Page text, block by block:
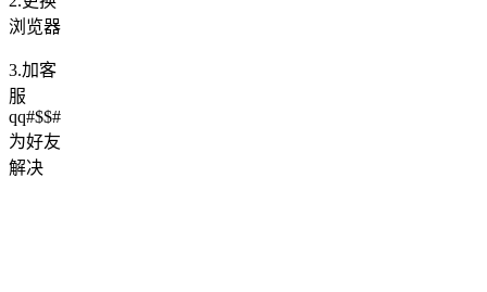
浏览器
3.加客
服
qq#$$#
为好友
解决